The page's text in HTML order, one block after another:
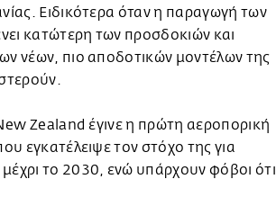
Ειδικότερα όταν η παραγωγή των
κατώτερη των προσδοκιών και
νέων, πιο αποδοτικών μοντέλων της
Zealand έγινε η πρώτη αεροπορική
εγκατέλειψε τον στόχο της για
το 2030, ενώ υπάρχουν φόβοι ότι